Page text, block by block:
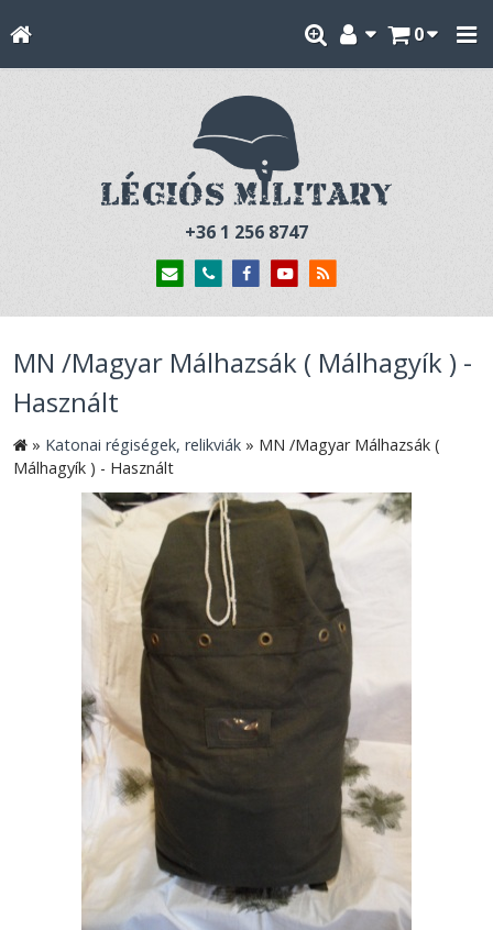
0
+36 1 256 8747
MN /Magyar Málhazsák ( Málhagyík ) -
Használt
» Katonai régiségek, relikviák » MN /Magyar Málhazsák (
Málhagyík ) - Használt